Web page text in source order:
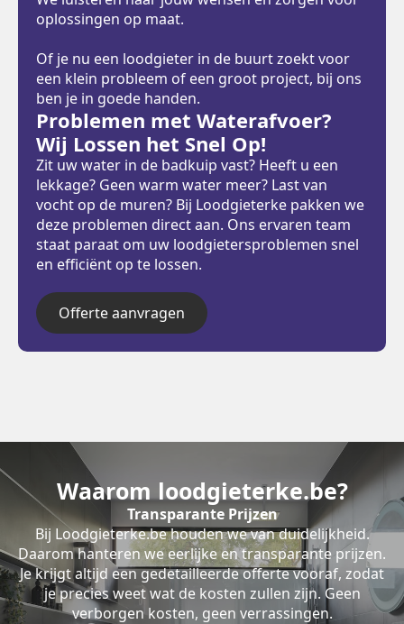
oplossingen op maat.
Of je nu een loodgieter in de buurt zoekt voor
een klein probleem of een groot project, bij ons
ben je in goede handen.
Problemen met Waterafvoer?
Wij Lossen het Snel Op!
Zit uw water in de badkuip vast? Heeft u een
lekkage? Geen warm water meer? Last van
vocht op de muren? Bij Loodgieterke pakken we
deze problemen direct aan. Ons ervaren team
staat paraat om uw loodgietersproblemen snel
en efficiënt op te lossen.
Offerte aanvragen
Waarom loodgieterke.be?
Transparante Prijzen
Bij Loodgieterke.be houden we van duidelijkheid.
Daarom hanteren we eerlijke en transparante prijzen.
Je krijgt altijd een gedetailleerde offerte vooraf, zodat
je precies weet wat de kosten zullen zijn. Geen
verborgen kosten, geen verrassingen.